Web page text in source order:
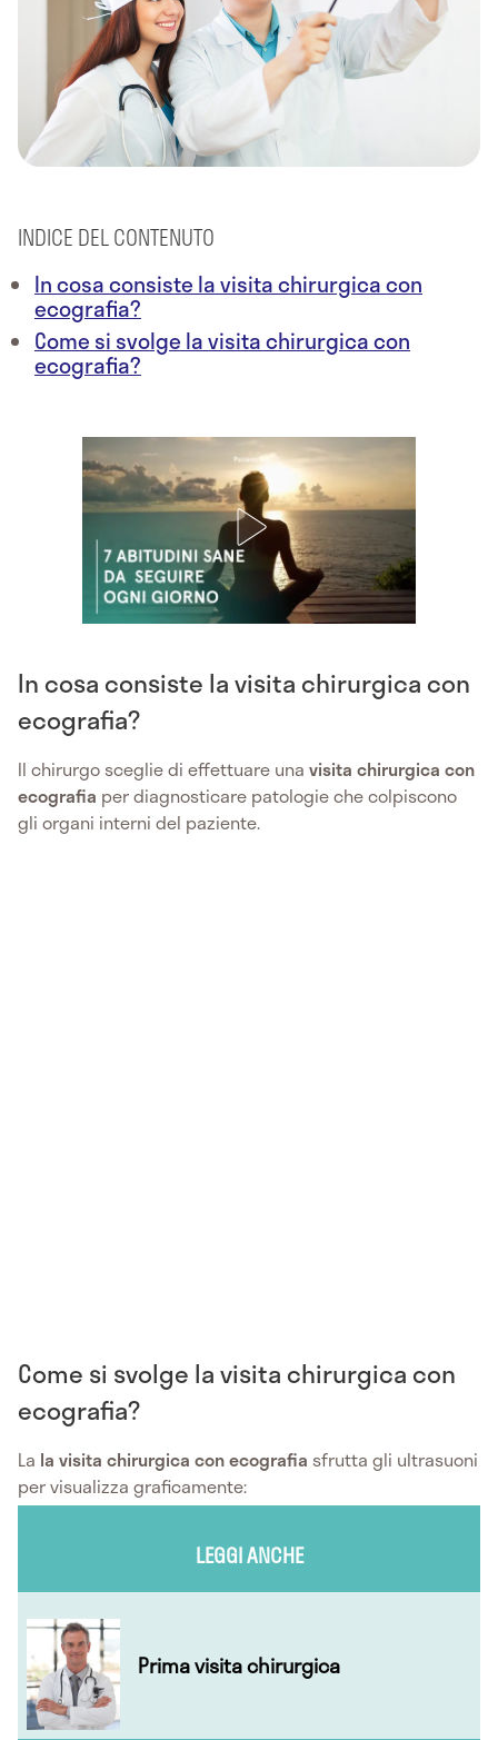
INDICE DEL CONTENUTO
In cosa consiste la visita chirurgica con
ecografia?
Come si svolge la visita chirurgica con
ecografia?
In cosa consiste la visita chirurgica con
ecografia?
Il chirurgo sceglie di effettuare una visita chirurgica con
ecografia per diagnosticare patologie che colpiscono
gli organi interni del paziente.
Come si svolge la visita chirurgica con
ecografia?
La la visita chirurgica con ecografia sfrutta gli ultrasuoni
per visualizza graficamente:
LEGGI ANCHE
Prima visita chirurgica